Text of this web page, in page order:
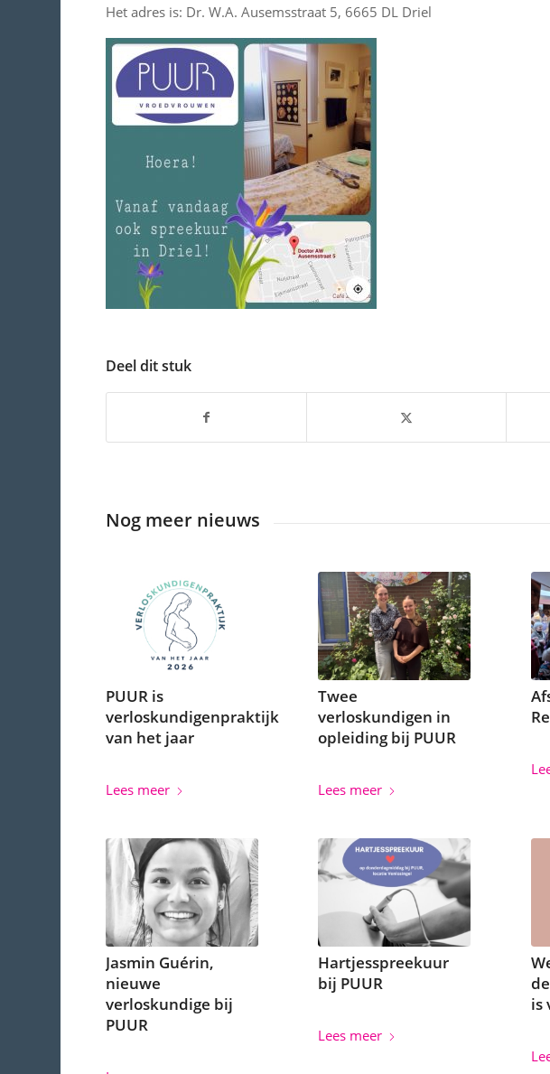
Het adres is: Dr. W.A. Ausemsstraat 5, 6665 DL Driel
Deel dit stuk
Nog meer nieuws
PUUR is
verloskundigenpraktijk
van het jaar
Lees meer
Twee
verloskundigen in
opleiding bij PUUR
Lees meer
Jasmin Guérin,
nieuwe
verloskundige bij
PUUR
Hartjesspreekuur
bij PUUR
Lees meer
is